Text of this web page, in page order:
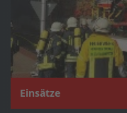
Einsätze